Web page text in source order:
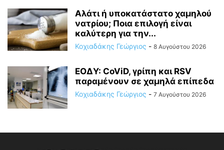
Αλάτι ή υποκατάστατο χαμηλού
νατρίου; Ποια επιλογή είναι
καλύτερη για την...
Κοχιαδάκης Γεώργιος - 8 Αυγούστου 2026
ΕΟΔΥ: CoViD, γρίπη και RSV
παραμένουν σε χαμηλά επίπεδα
Κοχιαδάκης Γεώργιος - 7 Αυγούστου 2026